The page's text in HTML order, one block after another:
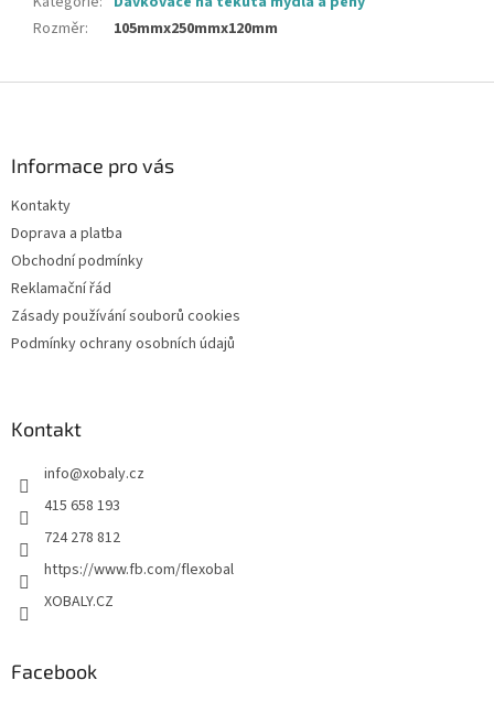
Rozměr: 105mmx250mmx120mm
Informace pro vás
Kontakty
Doprava a platba
Obchodní podmínky
Reklamační řád
Zásady používání souborů cookies
Podmínky ochrany osobních údajů
Kontakt
info@xobaly.cz
415 658 193
724 278 812
https://www.fb.com/flexobal
XOBALY.CZ
Facebook